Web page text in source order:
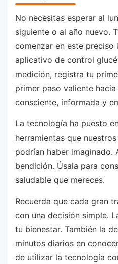
No necesitas esperar al
siguiente o al año nuevo.
comenzar en este preciso
aplicativo de control
medición, registra tu
primer paso valiente
consciente, informada y
La tecnología ha puesto
herramientas que
podrían haber imaginado.
bendición. Úsala para
saludable que mereces.
Recuerda que cada gran
con una decisión simple.
tu bienestar. También la
minutos diarios en
de utilizar la tecnología